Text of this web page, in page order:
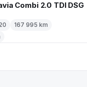
Combi 2.0 TDI DSG
167 995 km